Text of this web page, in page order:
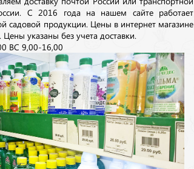
С 2016 года на нашем сайте работает
садовой продукции. Цены в интернет магазине
указаны без учета доставки.
ВС 9,00-16,00